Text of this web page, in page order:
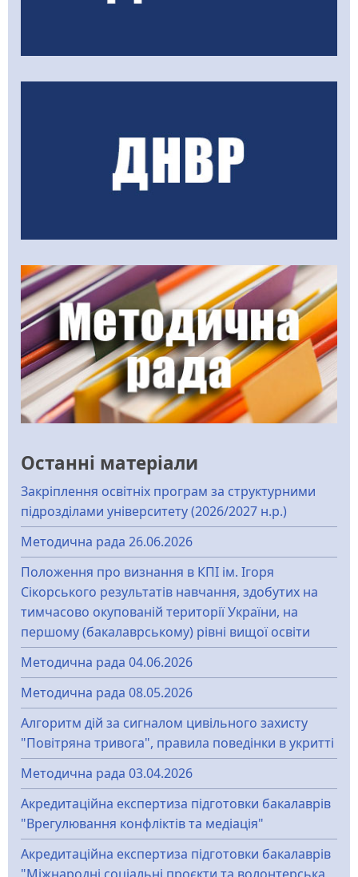
Останні матеріали
Закріплення освітніх програм за структурними
підрозділами університету (2026/2027 н.р.)
Методична рада 26.06.2026
Положення про визнання в КПІ ім. Ігоря
Сікорського результатів навчання, здобутих на
тимчасово окупованій території України, на
першому (бакалаврському) рівні вищої освіти
Методична рада 04.06.2026
Методична рада 08.05.2026
Алгоритм дій за сигналом цивільного захисту
"Повітряна тривога", правила поведінки в укритті
Методична рада 03.04.2026
Акредитаційна експертиза підготовки бакалаврів
"Врегулювання конфліктів та медіація"
Акредитаційна експертиза підготовки бакалаврів